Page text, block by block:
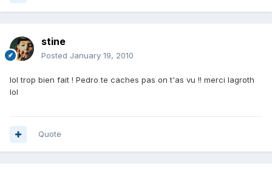
stine
Posted January 19, 2010
lol trop bien fait ! Pedro te caches pas on t'as vu !! merci lagroth
lol
Quote